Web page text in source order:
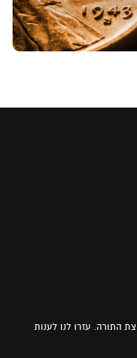
התורה. עזרו לנו לענות